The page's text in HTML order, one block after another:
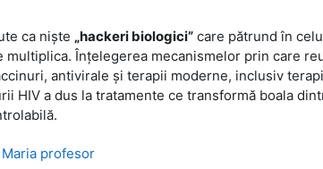
ca niște „hackeri biologici” care pătrund în
multiplica. Înțelegerea mecanismelor prin care
antivirale și terapii moderne, inclusiv
HIV a dus la tratamente ce transformă boala
profesor